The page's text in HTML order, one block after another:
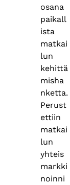
osana
paikall
ista
matkai
lun
kehittä
misha
nketta.
Perust
ettiin
matkai
lun
yhteis
markki
noinni